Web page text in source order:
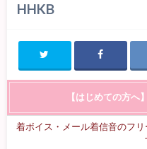
HHKB
【はじめての方へ
着ボイス・メール着信音のフ